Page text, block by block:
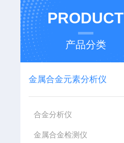
PRODUCT
产品分类
金属合金元素分析仪
合金分析仪
金属合金检测仪